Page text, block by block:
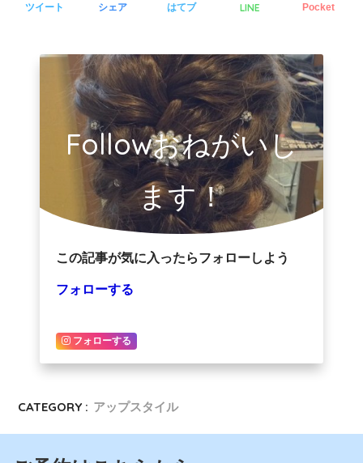
ツイート シェア はてブ LINE Pocket
Followおねがいし
ます！
この記事が気に入ったらフォローしよう
フォローする
フォローする
CATEGORY : アップスタイル